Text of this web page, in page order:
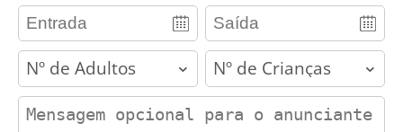
adults children
contact_message